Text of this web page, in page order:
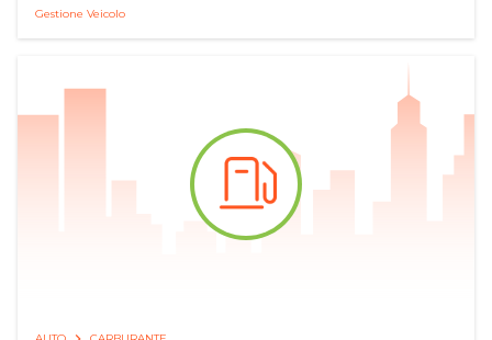
Gestione Veicolo